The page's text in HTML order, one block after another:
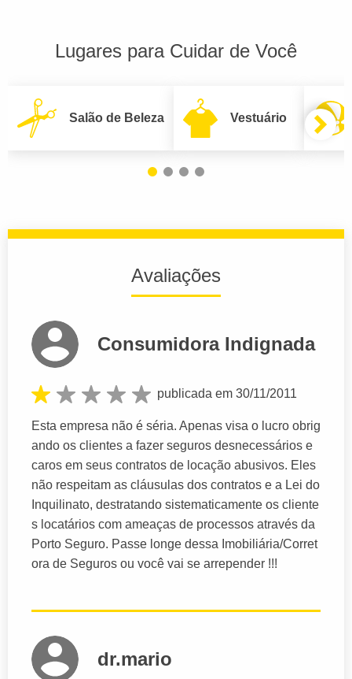
Lugares para Cuidar de Você
Salão de Beleza Vestuário
Avaliações
Consumidora Indignada
publicada em 30/11/2011
Esta empresa não é séria. Apenas visa o lucro obrig
ando os clientes a fazer seguros desnecessários e
caros em seus contratos de locação abusivos. Eles
não respeitam as cláusulas dos contratos e a Lei do
Inquilinato, destratando sistematicamente os cliente
s locatários com ameaças de processos através da
Porto Seguro. Passe longe dessa Imobiliária/Corret
ora de Seguros ou você vai se arrepender !!!
dr.mario